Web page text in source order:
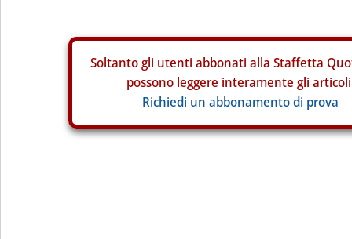
Soltanto gli utenti abbonati alla Staffetta
possono leggere interamente gli
Richiedi un abbonamento di prova